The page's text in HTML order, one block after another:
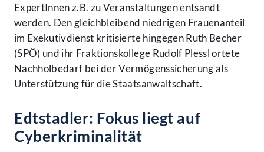
ExpertInnen z.B. zu Veranstaltungen entsandt
werden. Den gleichbleibend niedrigen Frauenanteil
im Exekutivdienst kritisierte hingegen Ruth Becher
(SPÖ) und ihr Fraktionskollege Rudolf Plessl ortete
Nachholbedarf bei der Vermögenssicherung als
Unterstützung für die Staatsanwaltschaft.
Edtstadler: Fokus liegt auf
Cyberkriminalität